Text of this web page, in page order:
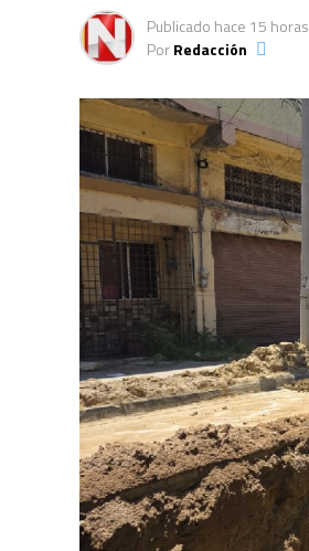
Publicado hace 15 horas
PorRedacción